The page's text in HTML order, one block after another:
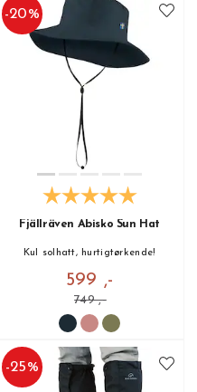
-20%
Fjällräven Abisko Sun Hat
Kul solhatt, hurtigtørkende!
599 ,-
749 ,-
-25%